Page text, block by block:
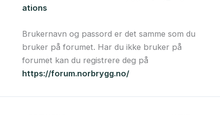
ations
Brukernavn og passord er det samme som du
bruker på forumet. Har du ikke bruker på
forumet kan du registrere deg på
https://forum.norbrygg.no/